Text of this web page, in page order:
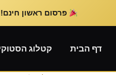
פרסום ראשון חינם!
דף הבית קטלוג